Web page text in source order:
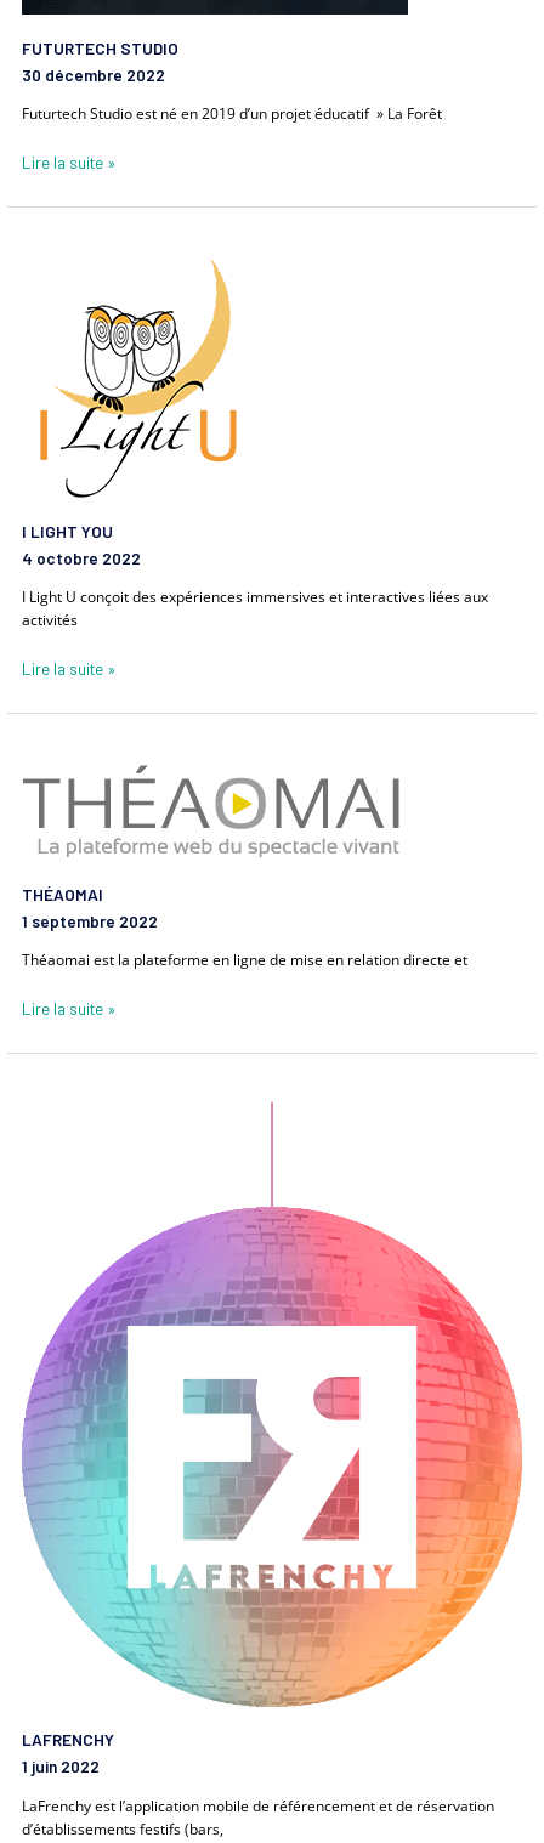
FUTURTECH STUDIO
30 décembre 2022
Futurtech Studio est né en 2019 d’un projet éducatif » La Forêt
Lire la suite »
I LIGHT YOU
4 octobre 2022
I Light U conçoit des expériences immersives et interactives liées aux
activités
Lire la suite »
THÉAOMAI
1 septembre 2022
Théaomai est la plateforme en ligne de mise en relation directe et
Lire la suite »
LAFRENCHY
1 juin 2022
LaFrenchy est l’application mobile de référencement et de réservation
d’établissements festifs (bars,